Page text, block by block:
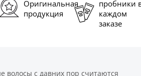
Оригинальная
продукция
пробники
каждом
заказе
волосы с давних пор считаются